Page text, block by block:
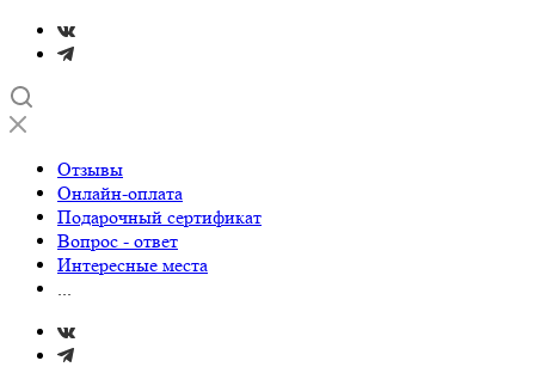
Отзывы
Онлайн-оплата
Подарочный сертификат
Вопрос - ответ
Интересные места
...